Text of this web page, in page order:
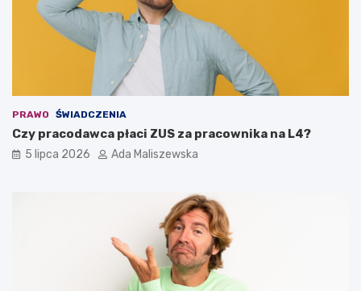
PRAWO ŚWIADCZENIA
Czy pracodawca płaci ZUS za pracownika na L4?
5 lipca 2026 Ada Maliszewska